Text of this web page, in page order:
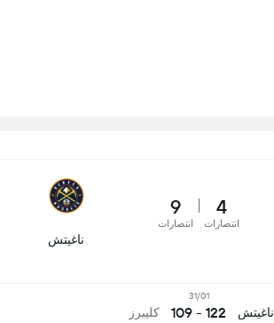
4
انتصارات
9
انتصارات
ناغيتش
ناغيتش
31/01
122 - 109 كليبرز